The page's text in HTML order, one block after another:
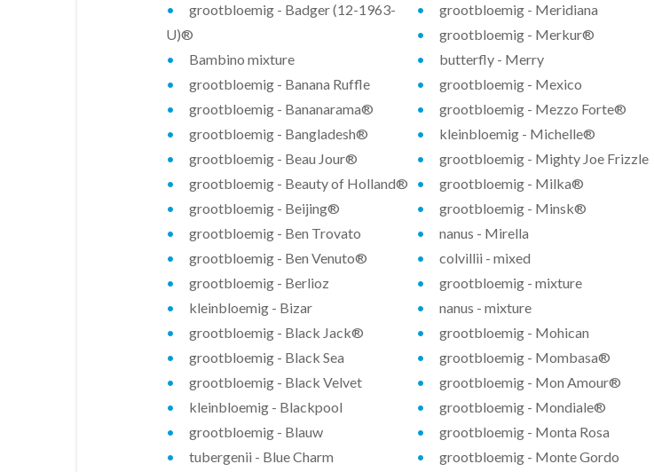
grootbloemig - Badger (12-1963-
U)®
Bambino mixture
grootbloemig - Banana Ruffle
grootbloemig - Bananarama®
grootbloemig - Bangladesh®
grootbloemig - Beau Jour®
grootbloemig - Beauty of Holland®
grootbloemig - Beijing®
grootbloemig - Ben Trovato
grootbloemig - Ben Venuto®
grootbloemig - Berlioz
kleinbloemig - Bizar
grootbloemig - Black Jack®
grootbloemig - Black Sea
grootbloemig - Black Velvet
kleinbloemig - Blackpool
grootbloemig - Blauw
tubergenii - Blue Charm
grootbloemig - Meridiana
grootbloemig - Merkur®
butterfly - Merry
grootbloemig - Mexico
grootbloemig - Mezzo Forte®
kleinbloemig - Michelle®
grootbloemig - Mighty Joe Frizzle
grootbloemig - Milka®
grootbloemig - Minsk®
nanus - Mirella
colvillii - mixed
grootbloemig - mixture
nanus - mixture
grootbloemig - Mohican
grootbloemig - Mombasa®
grootbloemig - Mon Amour®
grootbloemig - Mondiale®
grootbloemig - Monta Rosa
grootbloemig - Monte Gordo